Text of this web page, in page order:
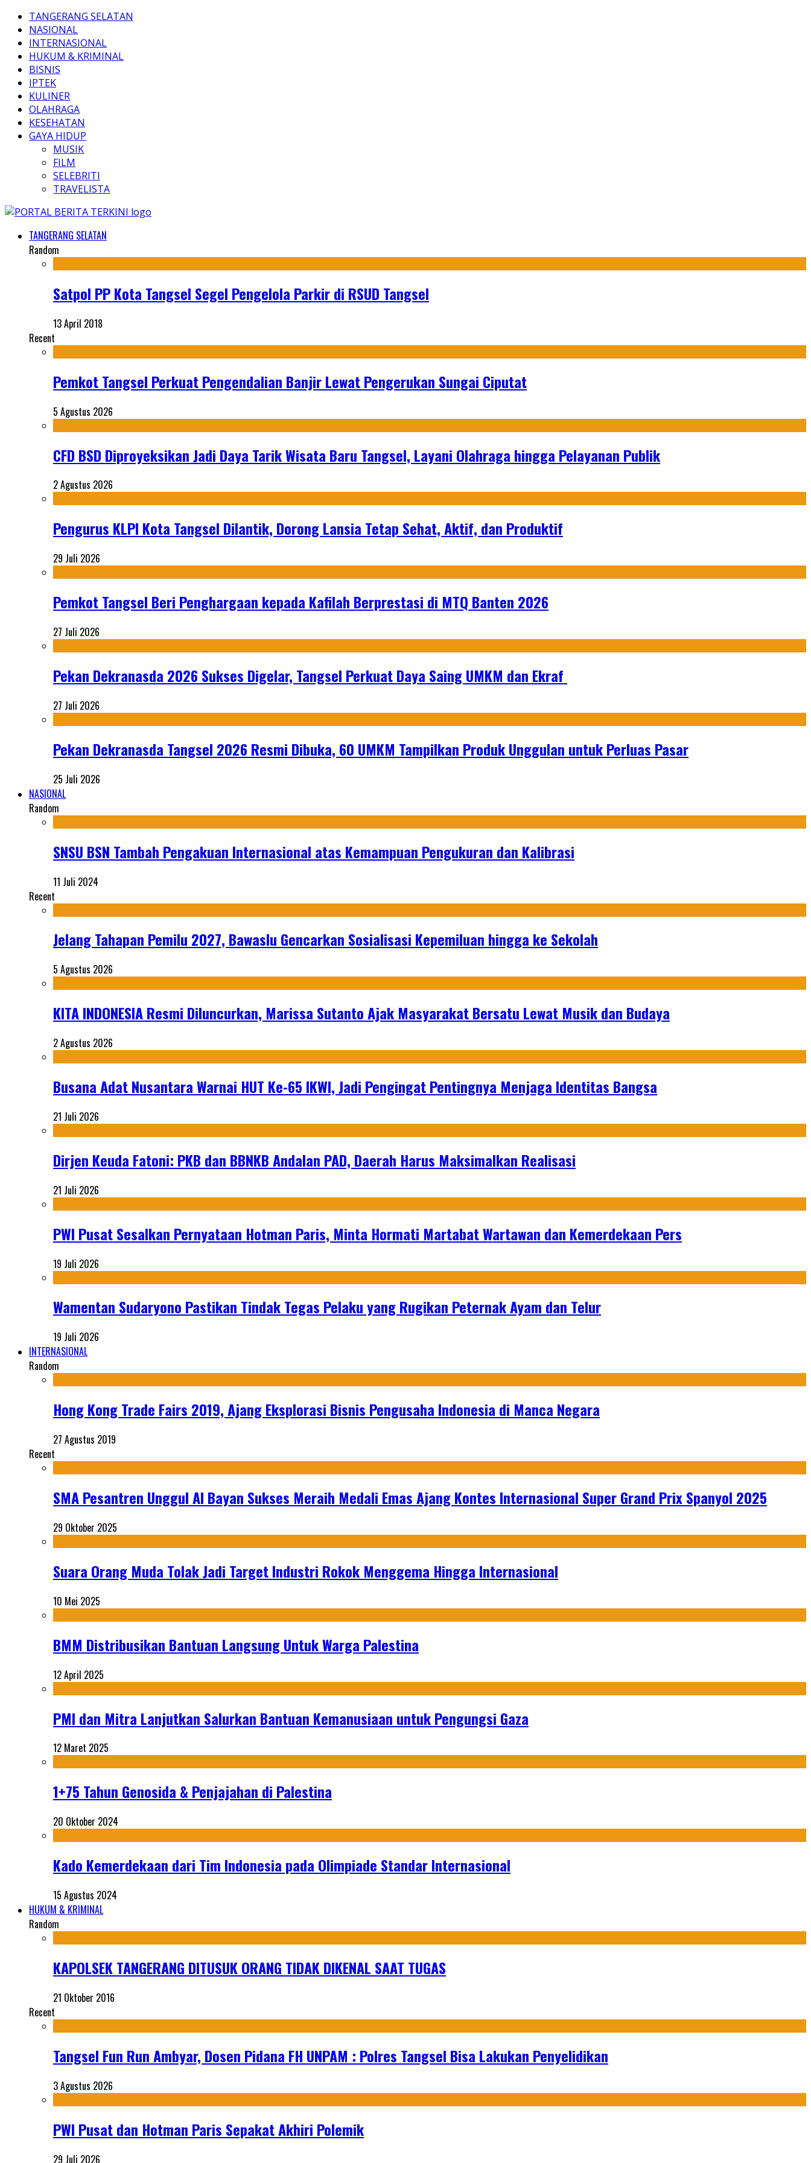
TANGERANG SELATAN
NASIONAL
INTERNASIONAL
HUKUM & KRIMINAL
BISNIS
IPTEK
KULINER
OLAHRAGA
KESEHATAN
GAYA HIDUP
MUSIK
FILM
SELEBRITI
TRAVELISTA
TANGERANG SELATAN
Random
Satpol PP Kota Tangsel Segel Pengelola Parkir di RSUD Tangsel
13 April 2018
Recent
Pemkot Tangsel Perkuat Pengendalian Banjir Lewat Pengerukan Sungai Ciputat
5 Agustus 2026
CFD BSD Diproyeksikan Jadi Daya Tarik Wisata Baru Tangsel, Layani Olahraga hingga Pelayanan Publik
2 Agustus 2026
Pengurus KLPI Kota Tangsel Dilantik, Dorong Lansia Tetap Sehat, Aktif, dan Produktif
29 Juli 2026
Pemkot Tangsel Beri Penghargaan kepada Kafilah Berprestasi di MTQ Banten 2026
27 Juli 2026
Pekan Dekranasda 2026 Sukses Digelar, Tangsel Perkuat Daya Saing UMKM dan Ekraf
27 Juli 2026
Pekan Dekranasda Tangsel 2026 Resmi Dibuka, 60 UMKM Tampilkan Produk Unggulan untuk Perluas Pasar
25 Juli 2026
NASIONAL
Random
SNSU BSN Tambah Pengakuan Internasional atas Kemampuan Pengukuran dan Kalibrasi
11 Juli 2024
Recent
Jelang Tahapan Pemilu 2027, Bawaslu Gencarkan Sosialisasi Kepemiluan hingga ke Sekolah
5 Agustus 2026
KITA INDONESIA Resmi Diluncurkan, Marissa Sutanto Ajak Masyarakat Bersatu Lewat Musik dan Budaya
2 Agustus 2026
Busana Adat Nusantara Warnai HUT Ke-65 IKWI, Jadi Pengingat Pentingnya Menjaga Identitas Bangsa
21 Juli 2026
Dirjen Keuda Fatoni: PKB dan BBNKB Andalan PAD, Daerah Harus Maksimalkan Realisasi
21 Juli 2026
PWI Pusat Sesalkan Pernyataan Hotman Paris, Minta Hormati Martabat Wartawan dan Kemerdekaan Pers
19 Juli 2026
Wamentan Sudaryono Pastikan Tindak Tegas Pelaku yang Rugikan Peternak Ayam dan Telur
19 Juli 2026
INTERNASIONAL
Random
Hong Kong Trade Fairs 2019, Ajang Eksplorasi Bisnis Pengusaha Indonesia di Manca Negara
27 Agustus 2019
Recent
SMA Pesantren Unggul Al Bayan Sukses Meraih Medali Emas Ajang Kontes Internasional Super Grand Prix Spanyol 2025
29 Oktober 2025
Suara Orang Muda Tolak Jadi Target Industri Rokok Menggema Hingga Internasional
10 Mei 2025
BMM Distribusikan Bantuan Langsung Untuk Warga Palestina
12 April 2025
PMI dan Mitra Lanjutkan Salurkan Bantuan Kemanusiaan untuk Pengungsi Gaza
12 Maret 2025
1+75 Tahun Genosida & Penjajahan di Palestina
20 Oktober 2024
Kado Kemerdekaan dari Tim Indonesia pada Olimpiade Standar Internasional
15 Agustus 2024
HUKUM & KRIMINAL
Random
KAPOLSEK TANGERANG DITUSUK ORANG TIDAK DIKENAL SAAT TUGAS
21 Oktober 2016
Recent
Tangsel Fun Run Ambyar, Dosen Pidana FH UNPAM : Polres Tangsel Bisa Lakukan Penyelidikan
3 Agustus 2026
PWI Pusat dan Hotman Paris Sepakat Akhiri Polemik
29 Juli 2026